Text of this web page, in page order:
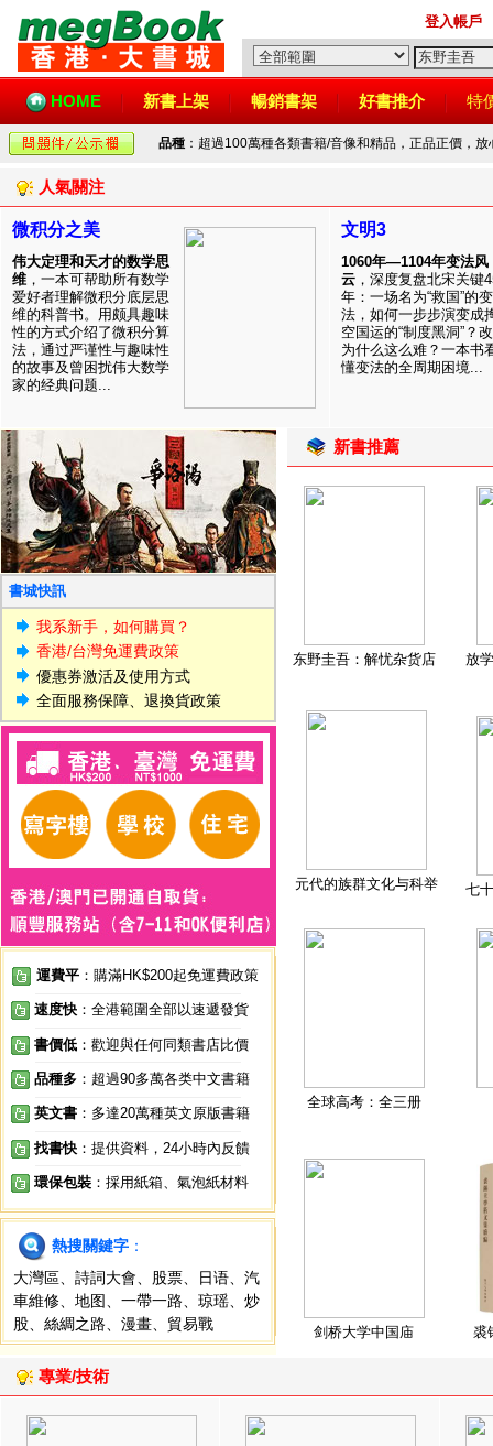
登入帳戶
HOME 新書上架 暢銷書架 好書推介 特
品種 ：超過100萬種各類書籍/音像和精品，正品正價，
人氣關注
微积分之美
伟大定理和天才的数学思
维 ，一本可帮助所有数学
爱好者理解微积分底层思
维的科普书。用颇具趣味
性的方式介绍了微积分算
法，通过严谨性与趣味性
的故事及曾困扰伟大数学
家的经典问题...
文明3
1060年—1104年变法风
云 ，深度复盘北宋关键
年：一场名为“救国”的变
法，如何一步步演变成
空国运的“制度黑洞”？
为什么这么难？一本书
懂变法的全周期困境...
書城快訊
我系新手，如何購買？
香港/台灣免運費政策
優惠券激活及使用方式
全面服務保障、退換貨政策
運費平 ：購滿HK$200起免運費政策
速度快 ：全港範圍全部以速遞發貨
書價低 ：歡迎與任何同類書店比價
品種多 ：超過90多萬各类中文書籍
英文書 ：多達20萬種英文原版書籍
找書快 ：提供資料，24小時內反饋
環保包裝 ：採用紙箱、氣泡紙材料
熱搜關鍵字 ：
大灣區
詩詞大會 股票 日语
汽
車維修
地图 一帶一路 琼瑶
炒
股
絲綢之路 漫畫 貿易戰
新書推薦
东野圭吾：解忧杂货店 放
元代的族群文化与科举 七
全球高考：全三册
剑桥大学中国庙 裘
專業/技術